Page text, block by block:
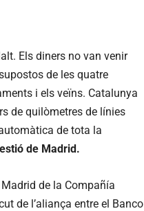
Els diners no van venir
de les quatre
i els veïns. Catalunya
de quilòmetres de línies
de tota la
de Madrid.
de la Compañía
de l’aliança entre el Banco